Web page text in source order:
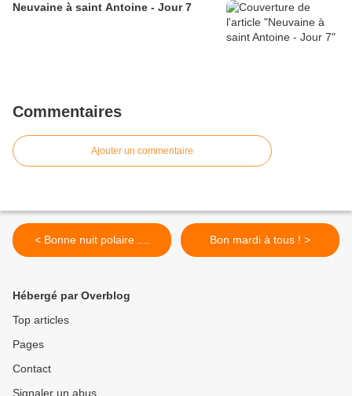
Neuvaine à saint Antoine - Jour 7
Commentaires
Ajouter un commentaire
< Bonne nuit polaire .... Bon mardi à tous ! >
Hébergé par Overblog
Top articles
Pages
Contact
Signaler un abus